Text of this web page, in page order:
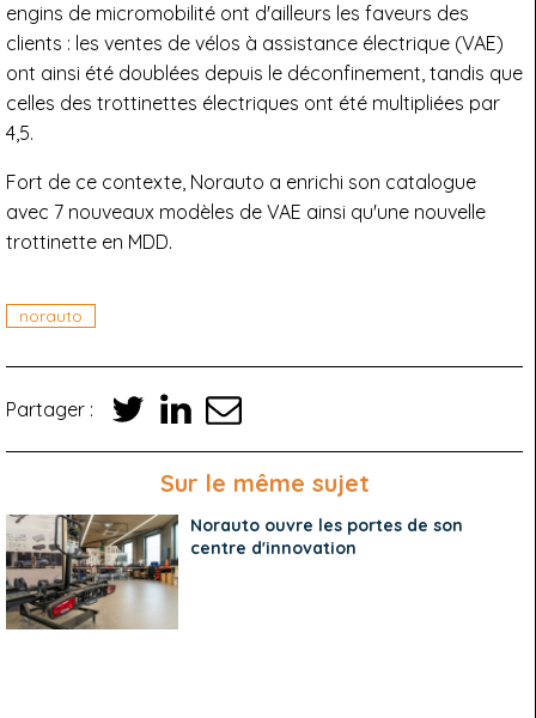
engins de micromobilité ont d'ailleurs les faveurs des
clients : les ventes de vélos à assistance électrique (VAE)
ont ainsi été doublées depuis le déconfinement, tandis que
celles des trottinettes électriques ont été multipliées par
4,5.
Fort de ce contexte, Norauto a enrichi son catalogue
avec 7 nouveaux modèles de VAE ainsi qu'une nouvelle
trottinette en MDD.
norauto
Partager :
Sur le même sujet
Norauto ouvre les portes de son
centre d'innovation